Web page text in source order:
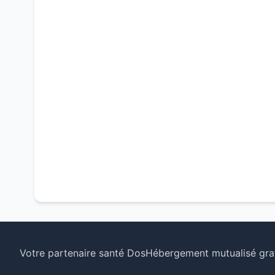
Votre partenaire santé DosHébergement mutualisé